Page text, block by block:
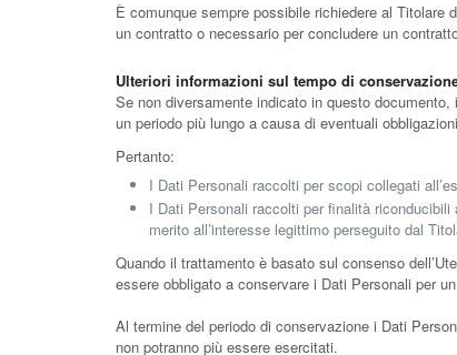
È comunque sempre possibile richiedere al
un contratto o necessario per concludere un
Ulteriori informazioni sul tempo di
Se non diversamente indicato in questo
un periodo più lungo a causa di eventuali
Pertanto:
I Dati Personali raccolti per scopi collegati
I Dati Personali raccolti per finalità
merito all’interesse legittimo perseguito dal
Quando il trattamento è basato sul consenso
essere obbligato a conservare i Dati Personali per
Al termine del periodo di conservazione i Dati
non potranno più essere esercitati.